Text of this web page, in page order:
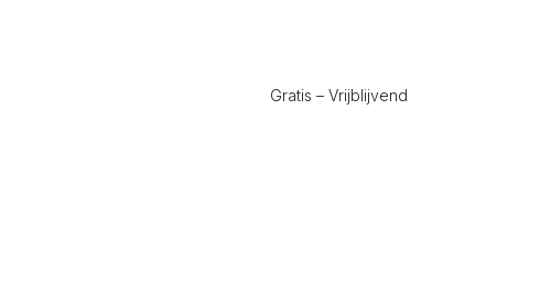
Gratis – Vrijblijvend